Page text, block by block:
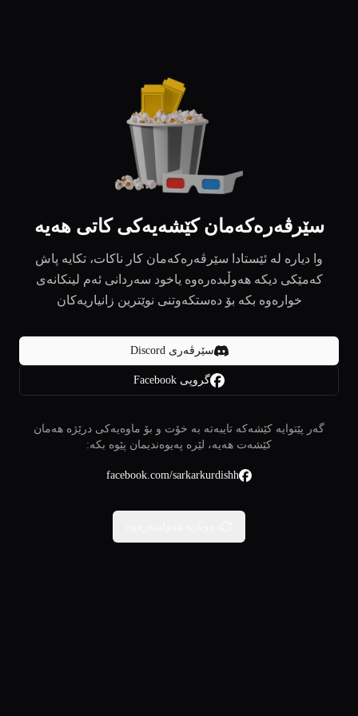
سێرڤەرەکەمان کێشەیەکی کاتی هەیە
وا دیارە لە ئێستادا سێرڤەرەکەمان کار ناکات، تکایە پاش
کەمێکی دیکە هەوڵبدەرەوە یاخود سەردانی ئەم لینکانەی
خوارەوە بکە بۆ دەستکەوتنی نوێترین زانیاریەکان
سێرڤەری Discord
گروپی Facebook
گەر پێتوایە کێشەکە تایبەتە بە خۆت و بۆ ماوەیەکی درێژە هەمان
کێشەت هەیە، لێرە پەیوەندیمان پێوە بکە:
facebook.com/sarkarkurdishh